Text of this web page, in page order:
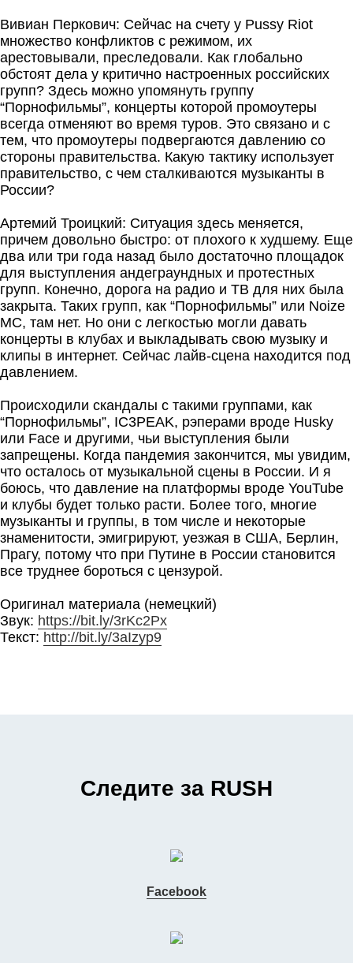
Вивиан Перкович: Сейчас на счету у Pussy Riot
множество конфликтов с режимом, их
арестовывали, преследовали. Как глобально
обстоят дела у критично настроенных российских
групп? Здесь можно упомянуть группу
“Порнофильмы”, концерты которой промоутеры
всегда отменяют во время туров. Это связано и с
тем, что промоутеры подвергаются давлению со
стороны правительства. Какую тактику использует
правительство, с чем сталкиваются музыканты в
России?
Артемий Троицкий: Ситуация здесь меняется,
причем довольно быстро: от плохого к худшему. Еще
два или три года назад было достаточно площадок
для выступления андеграундных и протестных
групп. Конечно, дорога на радио и ТВ для них была
закрыта. Таких групп, как “Порнофильмы” или Noize
MC, там нет. Но они с легкостью могли давать
концерты в клубах и выкладывать свою музыку и
клипы в интернет. Сейчас лайв-сцена находится под
давлением.
Происходили скандалы с такими группами, как
“Порнофильмы”, IC3PEAK, рэперами вроде Husky
или Face и другими, чьи выступления были
запрещены. Когда пандемия закончится, мы увидим,
что осталось от музыкальной сцены в России. И я
боюсь, что давление на платформы вроде YouTube
и клубы будет только расти. Более того, многие
музыканты и группы, в том числе и некоторые
знаменитости, эмигрируют, уезжая в США, Берлин,
Прагу, потому что при Путине в России становится
все труднее бороться с цензурой.
Оригинал материала (немецкий)
Звук: https://bit.ly/3rKc2Px
Текст: http://bit.ly/3aIzyp9
Следите за RUSH
Facebook